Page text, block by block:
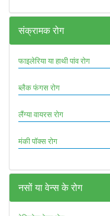
संक्रामक रोग
फाइलेरिया या हाथी पांव रोग
ब्लैक फंगस रोग
लैंग्या वायरस रोग
मंकी पॉक्स रोग
नसों या वेन्स के रोग